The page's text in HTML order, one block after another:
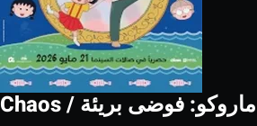
Chaos / ماروكو: فوضى بريئة